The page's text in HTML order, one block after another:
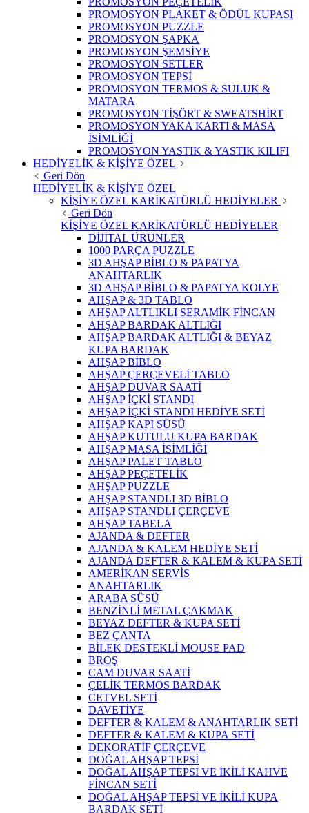
PROMOSYON PLAKET & ÖDÜL KUPASI
PROMOSYON PUZZLE
PROMOSYON ŞAPKA
PROMOSYON ŞEMSİYE
PROMOSYON SETLER
PROMOSYON TEPSİ
PROMOSYON TERMOS & SULUK &
MATARA
PROMOSYON TİŞÖRT & SWEATSHİRT
PROMOSYON YAKA KARTI & MASA
İSİMLİĞİ
PROMOSYON YASTIK & YASTIK KILIFI
HEDİYELİK & KİŞİYE ÖZEL
Geri Dön
HEDİYELİK & KİŞİYE ÖZEL
KİŞİYE ÖZEL KARİKATÜRLÜ HEDİYELER
Geri Dön
KİŞİYE ÖZEL KARİKATÜRLÜ HEDİYELER
DİJİTAL ÜRÜNLER
1000 PARÇA PUZZLE
3D AHŞAP BİBLO & PAPATYA
ANAHTARLIK
3D AHŞAP BİBLO & PAPATYA KOLYE
AHŞAP & 3D TABLO
AHŞAP ALTLIKLI SERAMİK FİNCAN
AHŞAP BARDAK ALTLIĞI
AHŞAP BARDAK ALTLIĞI & BEYAZ
KUPA BARDAK
AHŞAP BİBLO
AHŞAP ÇERÇEVELİ TABLO
AHŞAP DUVAR SAATİ
AHŞAP İÇKİ STANDI
AHŞAP İÇKİ STANDI HEDİYE SETİ
AHŞAP KAPI SÜSÜ
AHŞAP KUTULU KUPA BARDAK
AHŞAP MASA İSİMLİĞİ
AHŞAP PALET TABLO
AHŞAP PEÇETELİK
AHŞAP PUZZLE
AHŞAP STANDLI 3D BİBLO
AHŞAP STANDLI ÇERÇEVE
AHŞAP TABELA
AJANDA & DEFTER
AJANDA & KALEM HEDİYE SETİ
AJANDA DEFTER & KALEM & KUPA SETİ
AMERİKAN SERVİS
ANAHTARLIK
ARABA SÜSÜ
BENZİNLİ METAL ÇAKMAK
BEYAZ DEFTER & KUPA SETİ
BEZ ÇANTA
BİLEK DESTEKLİ MOUSE PAD
BROŞ
CAM DUVAR SAATİ
ÇELİK TERMOS BARDAK
CETVEL SETİ
DAVETİYE
DEFTER & KALEM & ANAHTARLIK SETİ
DEFTER & KALEM & KUPA SETİ
DEKORATİF ÇERÇEVE
DOĞAL AHŞAP TEPSİ
DOĞAL AHŞAP TEPSİ VE İKİLİ KAHVE
FİNCAN SETİ
DOĞAL AHŞAP TEPSİ VE İKİLİ KUPA
BARDAK SETİ